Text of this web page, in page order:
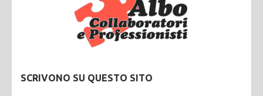
SCRIVONO SU QUESTO SITO